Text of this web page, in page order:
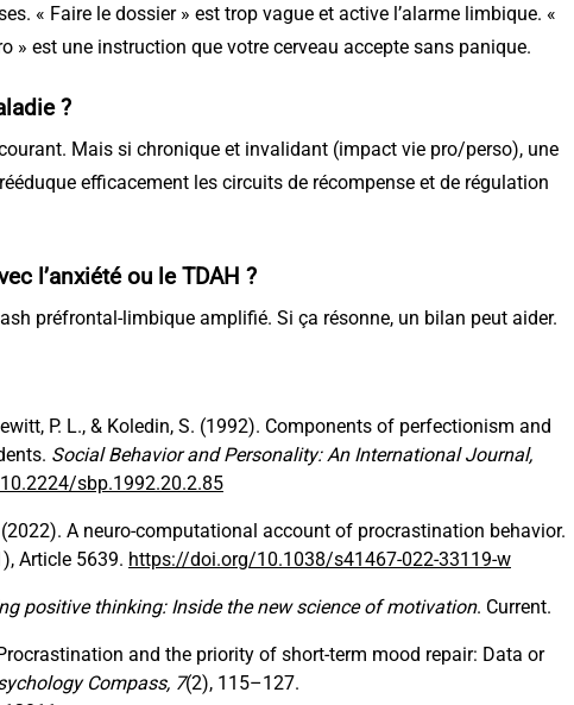
« Faire le dossier » est trop vague et active l’alarme limbique. «
» est une instruction que votre cerveau accepte sans panique.
?
Mais si chronique et invalidant (impact vie pro/perso), une
efficacement les circuits de récompense et de régulation
l’anxiété ou le TDAH ?
préfrontal-limbique amplifié. Si ça résonne, un bilan peut aider.
P. L., & Koledin, S. (1992). Components of perfectionism and
Social Behavior and Personality: An International Journal,
sbp.1992.20.2.85
(2022). A neuro-computational account of procrastination behavior.
Article 5639. https://doi.org/10.1038/s41467-022-33119-w
positive thinking: Inside the new science of motivation. Current.
and the priority of short-term mood repair: Data or
Compass, 7(2), 115–127.